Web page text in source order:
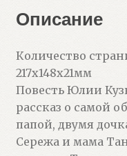
Описание
Количество
217x148x21мм
Повесть Юлии
рассказ о самой
папой, двумя
Сережа и мама